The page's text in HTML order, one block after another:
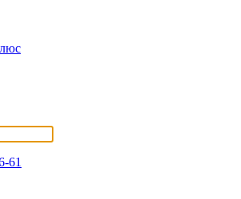
61